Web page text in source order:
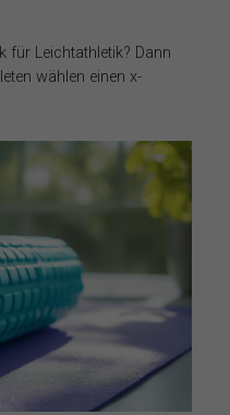
für Leichtathletik? Dann
wählen einen x-